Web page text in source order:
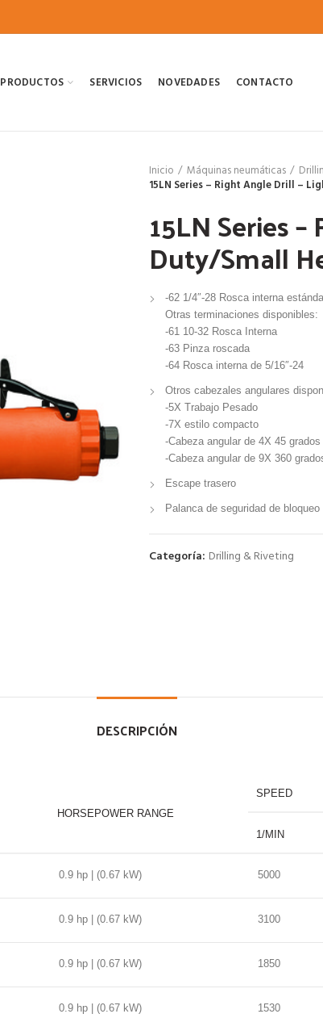
PRODUCTOS SERVICIOS NOVEDADES CONTACTO
Inicio Máquinas neumáticas
15LN Series – Right Angle Drill –
15LN Series
Duty/Small
-62 1/4″-28 Rosca interna
Otras terminaciones disponibles:
-61 10-32 Rosca Interna
-63 Pinza roscada
-64 Rosca interna de 5/16″-24
Otros cabezales angulares
-5X Trabajo Pesado
-7X estilo compacto
-Cabeza angular de 4X 45 grados
-Cabeza angular de 9X 360
Escape trasero
Palanca de seguridad de bloqueo
Categoría: Drilling & Riveting
DESCRIPCIÓN
HORSEPOWER RANGE
SPEED
1/MIN
0.9 hp | (0.67 kW) 5000
0.9 hp | (0.67 kW) 3100
0.9 hp | (0.67 kW) 1850
0.9 hp | (0.67 kW) 1530